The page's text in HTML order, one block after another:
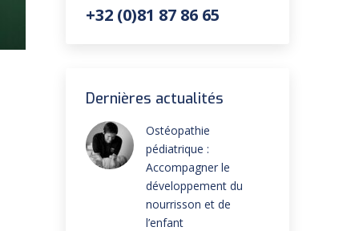
+32 (0)81 87 86 65
Dernières actualités
Ostéopathie
pédiatrique :
Accompagner le
développement du
nourrisson et de
l’enfant